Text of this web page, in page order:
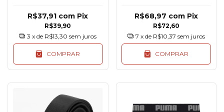
R$39,90
R$37,91 com Pix
3 x de R$13,30 sem juros
COMPRAR
R$72,60
R$68,97 com Pix
7 x de R$10,37 sem juros
COMPRAR